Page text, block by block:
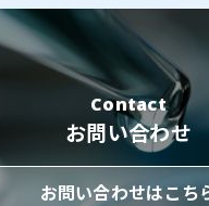
Contact
お問い合わせ
お問い合わせはこち